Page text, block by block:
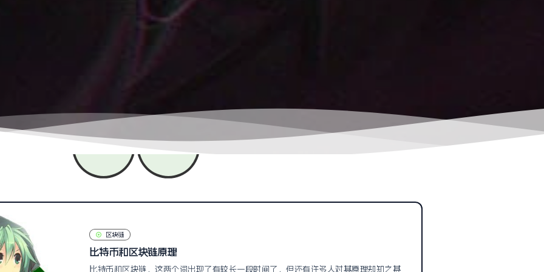
区块链
比特币和区块链原理
比特币和区块链，这两个词出现了有较长一段时间了，但还有许多人对其原理却知之甚